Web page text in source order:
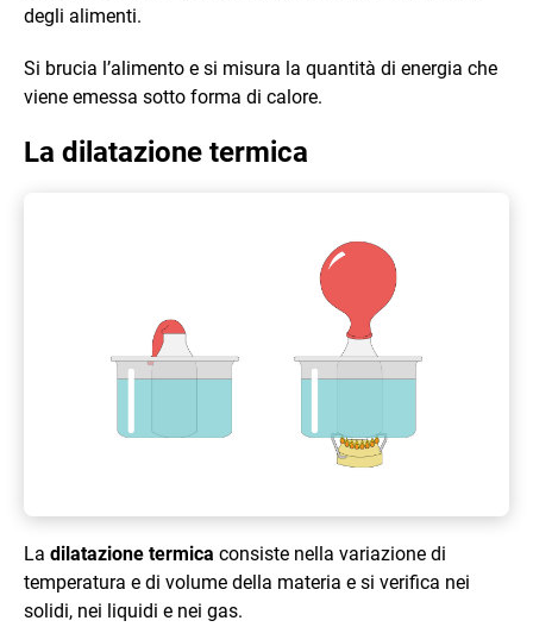
degli alimenti.
Si brucia l’alimento e si misura la quantità di energia che
viene emessa sotto forma di calore.
La dilatazione termica
La dilatazione termica consiste nella variazione di
temperatura e di volume della materia e si verifica nei
solidi, nei liquidi e nei gas.